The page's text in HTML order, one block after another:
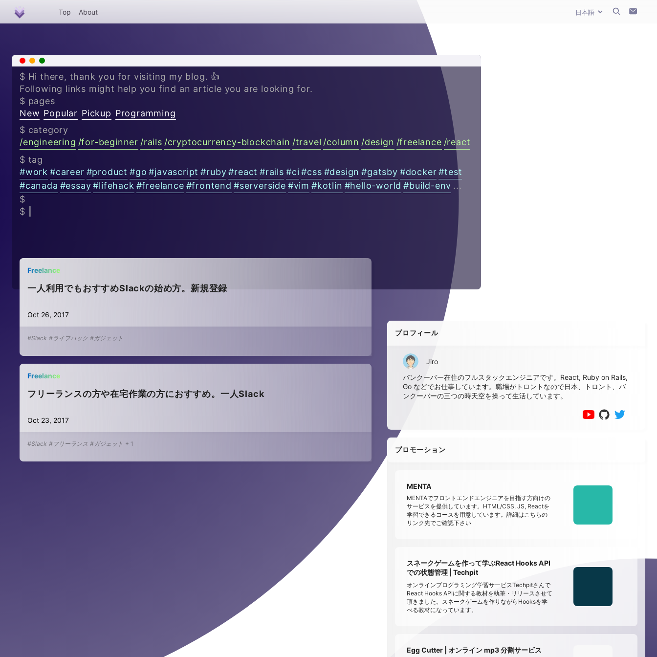
Top About
x +
$ Hi there, thank you for visiting my blog. 👍
Following links might help you find an article you are looking for.
$ pages
New Popular Pickup Programming
$ category
/engineering /for-beginner /rails /cryptocurrency-blockchain /travel /column /design /freelance /react
$ tag
#work #career #product #go #javascript #ruby #react #rails #ci #css #design #gatsby #docker #test
#canada #essay #lifehack #freelance #frontend #serverside #vim #kotlin #hello-world #build-env ...
$
$
Freelance
一人利用でもおすすめSlackの始め方。新規登録
Oct 26, 2017
#Slack #ライフハック #ガジェット
Freelance
フリーランスの方や在宅作業の方におすすめ。一人Slack
Oct 23, 2017
#Slack #フリーランス #ガジェット + 1
プロフィール
Jiro
バンクーバー在住のフルスタックエンジニアです。React, Ruby on Rails,
Go などでお仕事しています。職場がトロントなので日本、トロント、バ
ンクーバーの三つの時天空を操って生活しています。
プロモーション
MENTA
MENTAでフロントエンドエンジニアを目指す方向けの
サービスを提供しています。HTML/CSS, JS, Reactを
学習できるコースを用意しています。詳細はこちらの
リンク先でご確認下さい
スネークゲームを作って学ぶReact Hooks API
での状態管理 | Techpit
オンラインプログラミング学習サービスTechpitさんで
React Hooks APIに関する教材を執筆・リリースさせて
頂きました。スネークゲームを作りながらHooksを学
べる教材になっています。
Egg Cutter | オンライン mp3 分割サービス